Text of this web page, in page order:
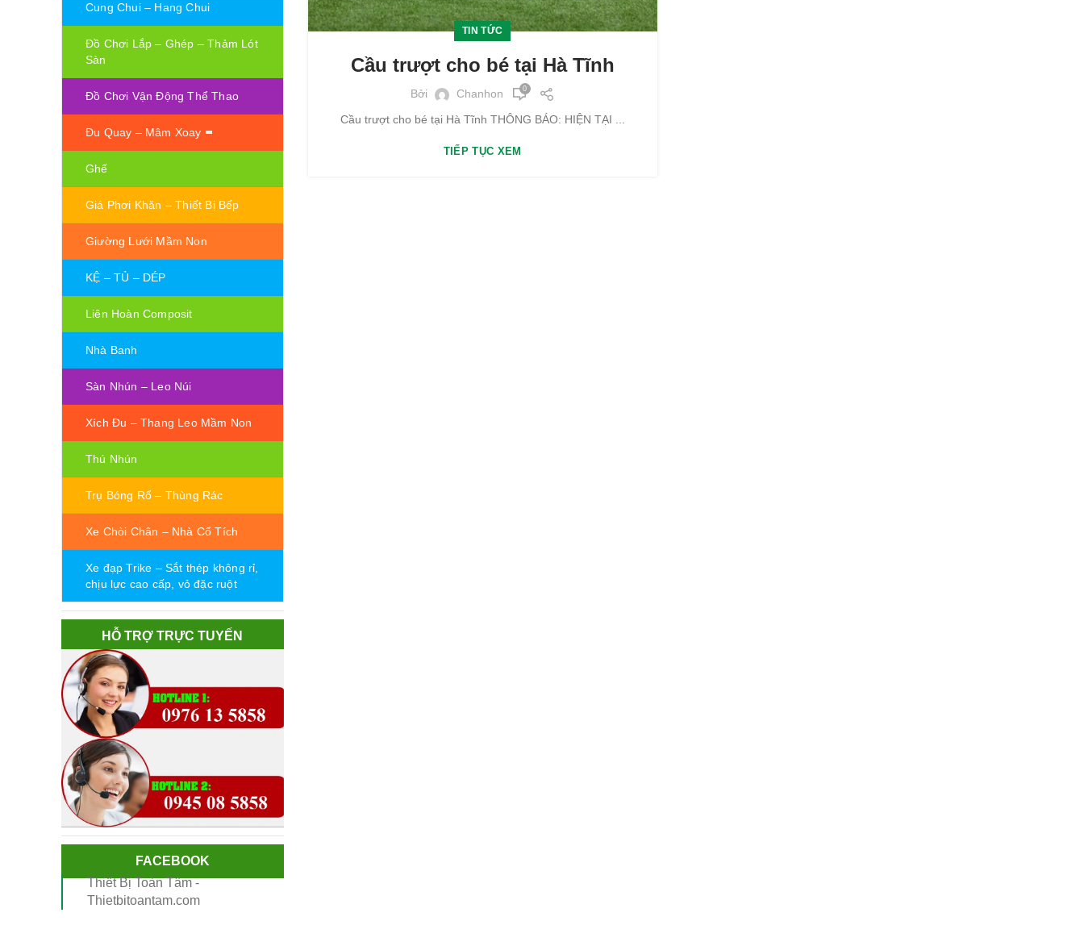
TIN TỨC
Cầu trượt cho bé tại Hà Tĩnh
Bởi Chanhon 0
Cầu trượt cho bé tại Hà Tĩnh THÔNG BÁO: HIỆN TẠI ...
TIẾP TỤC XEM
Cung Chui – Hang Chui
Đồ Chơi Lắp – Ghép – Thảm Lót
Sàn
Đồ Chơi Vận Động Thể Thao
Đu Quay – Mâm Xoay
Ghế
Giá Phơi Khăn – Thiết Bị Bếp
Giường Lưới Mầm Non
KỆ – TỦ – DÉP
Liên Hoàn Composit
Nhà Banh
Sàn Nhún – Leo Núi
Xích Đu – Thang Leo Mầm Non
Thú Nhún
Trụ Bóng Rổ – Thùng Rác
Xe Chòi Chân – Nhà Cổ Tích
Xe đạp Trike – Sắt thép không rỉ,
chịu lực cao cấp, vỏ đặc ruột
HỖ TRỢ TRỰC TUYẾN
FACEBOOK
Thiết Bị Toàn Tâm -
Thietbitoantam.com